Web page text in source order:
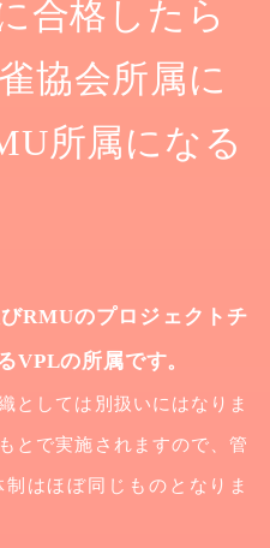
合格したら
協会所属に
所属になる
RMUのプロジェクトチ
VPLの所属です。
としては別扱いにはなりま
とで実施されますので、管
はほぼ同じものとなりま